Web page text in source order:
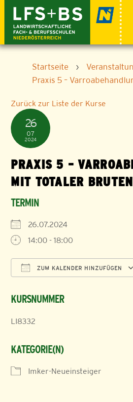
content
Startseite ›
Praxis 5 –
Zurück zur Liste der Kurse
26
07
2024
PRAXIS 5 –
MIT TOTALER
TERMIN
26.07.2024
14:00 - 18:00
ZUM KALENDER HINZUFÜGEN
KURSNUMMER
LI8332
KATEGORIE(N)
Imker-Neueinsteiger